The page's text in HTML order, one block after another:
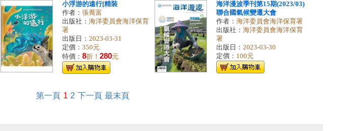
小浮游的遠行[精裝
作者： 張喬富
出版社： 海洋委員會海洋保育
署
出版日： 2023-03-31
定價： 350元
特價： 8折！ 280元
海洋漫波季刊第15期(2023/03)
聯合國氣候變遷大會
作者： 海洋委員會海洋保育署
出版社： 海洋委員會海洋保育
署
出版日： 2023-03-30
定價： 100元
第一頁 1 2 下一頁 最末頁